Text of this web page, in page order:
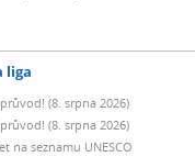
liga
(8. srpna 2026)
(8. srpna 2026)
na seznamu UNESCO